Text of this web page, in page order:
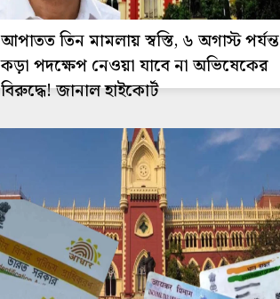
আপাতত তিন মামলায় স্বস্তি, ৬ অগাস্ট পর্যন্ত
কড়া পদক্ষেপ নেওয়া যাবে না অভিষেকের
বিরুদ্ধে! জানাল হাইকোর্ট